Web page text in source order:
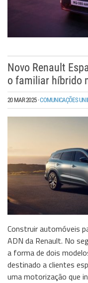
Novo Renault
o familiar híbrido
20 MAR 2025·COMUNICAÇÕES
Construir automóveis
ADN da Renault. No
a forma de dois
destinado a clientes
uma motorização que